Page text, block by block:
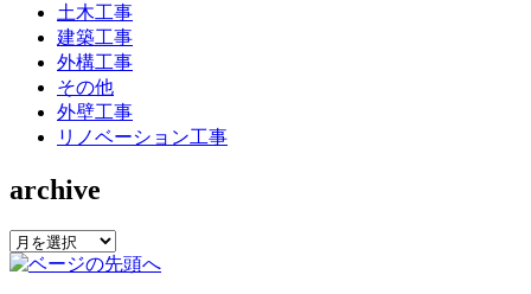
土木工事
建築工事
外構工事
その他
外壁工事
リノベーション工事
archive
archive